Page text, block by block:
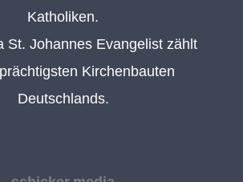
Katholiken.
St. Johannes Evangelist zählt
Kirchenbauten
Deutschlands.